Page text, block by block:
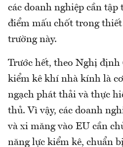
các doanh nghiệp cần tập
điểm mấu chốt trong
trường này.
Trước hết, theo Nghị định
kiểm kê khí nhà kính là
ngạch phát thải và thực
thủ. Vì vậy, các doanh
và xi măng vào EU cần
năng lực kiểm kê, chuẩn